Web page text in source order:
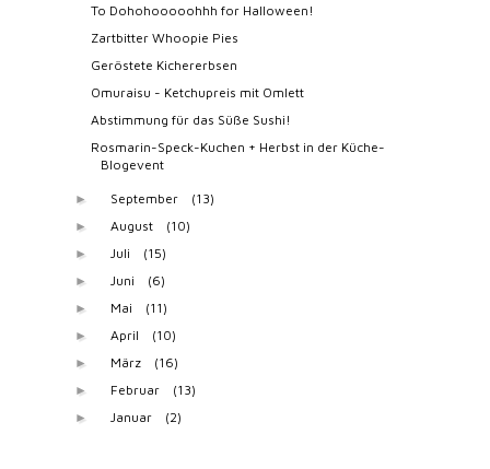
To Dohohooooohhh for Halloween!
Zartbitter Whoopie Pies
Geröstete Kichererbsen
Omuraisu - Ketchupreis mit Omlett
Abstimmung für das Süße Sushi!
Rosmarin-Speck-Kuchen + Herbst in der Küche-
Blogevent
► September (13)
► August (10)
► Juli (15)
► Juni (6)
► Mai (11)
► April (10)
► März (16)
► Februar (13)
► Januar (2)